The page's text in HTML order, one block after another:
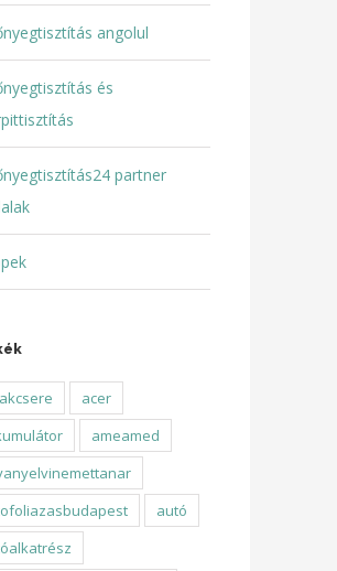
angolul
és
partner
acer
ameamed
autó